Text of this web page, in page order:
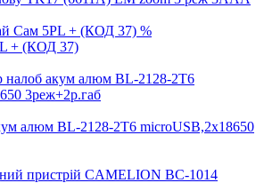
%
+ (КОД 37)
алюм BL-2128-2T6 microUSB,2х18650